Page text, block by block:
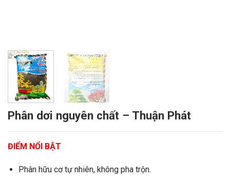
Phân dơi nguyên chất – Thuận Phát
ĐIỂM NỔI BẬT
Phân hữu cơ tự nhiên, không pha trộn.